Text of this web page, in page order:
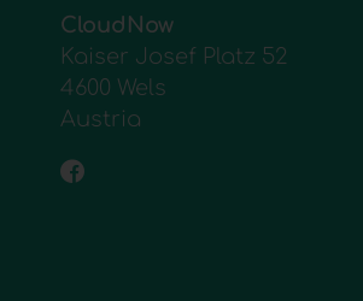
CloudNow
Kaiser Josef Platz 52
4600 Wels
Austria